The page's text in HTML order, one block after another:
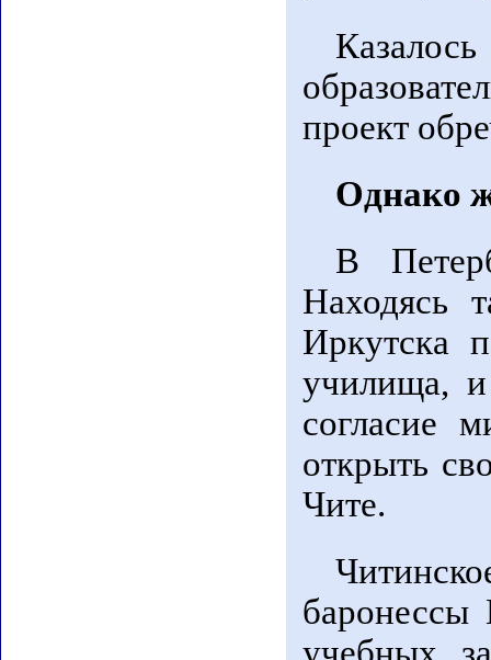
проект
Однако
В
Находясь
Иркутска
училища,
согласие
открыть
Чите.
баронессы